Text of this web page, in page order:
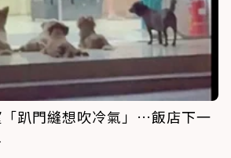
趴門縫想吹冷氣」…飯店下一